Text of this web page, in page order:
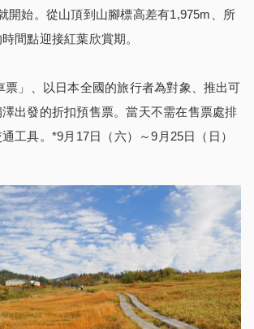
開始。從山頂到山腳標高差有1,975m、所
間點迎接紅葉欣賞期。
票」、以日本全國的旅行者為對象、推出可
出發的折扣預售票。當天不需在售票處排
工具。*9月17日（六）～9月25日（日）